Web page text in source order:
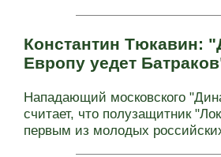
Константин Тюкавин:
Европу уедет
Нападающий московского
считает, что полузащитник
первым из молодых